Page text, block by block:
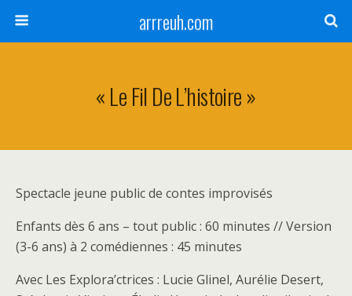
arrreuh.com
« Le Fil De L’histoire »
Spectacle jeune public de contes improvisés
Enfants dès 6 ans – tout public : 60 minutes // Version
(3-6 ans) à 2 comédiennes : 45 minutes
Avec Les Explora’ctrices : Lucie Glinel, Aurélie Desert,